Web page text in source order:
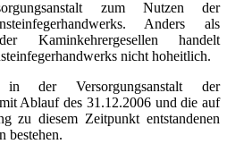
zum Nutzen der
Anders als
Kaminkehrergesellen handelt
nicht hoheitlich.
in der Versorgungsanstalt der
Ablauf des 31.12.2006 und die auf
zu diesem Zeitpunkt entstandenen
bestehen.